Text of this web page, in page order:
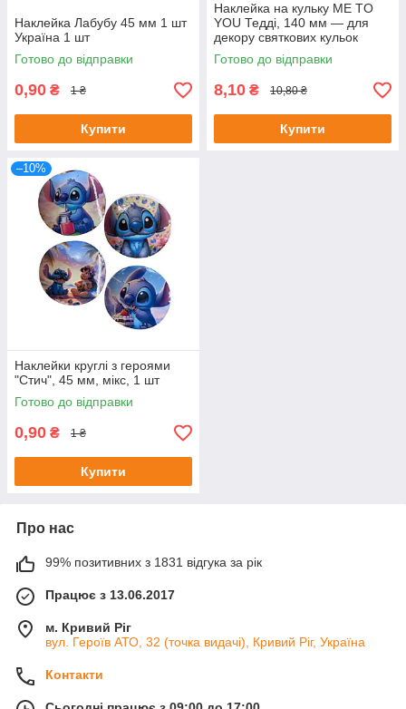
Наклейка Лабубу 45 мм 1 шт
Україна 1 шт
Готово до відправки
0,90 ₴ 1 ₴
Купити
Наклейка на кульку ME TO
YOU Тедді, 140 мм — для
декору святкових кульок
Готово до відправки
8,10 ₴ 10,80 ₴
Купити
–10%
Наклейки круглі з героями
"Стич", 45 мм, мікс, 1 шт
Готово до відправки
0,90 ₴ 1 ₴
Купити
Про нас
99% позитивних з 1831 відгука за рік
Працює з 13.06.2017
м. Кривий Ріг
вул. Героїв АТО, 32 (точка видачі), Кривий Ріг, Україна
Контакти